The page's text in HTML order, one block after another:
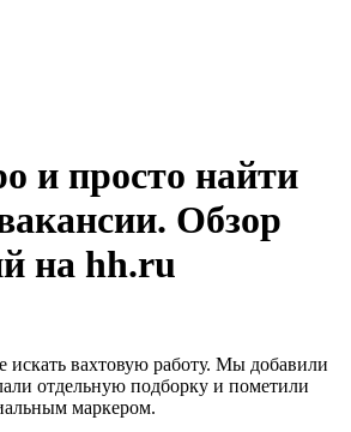
и просто найти
Обзор
на hh.ru
искать вахтовую работу. Мы добавили
отдельную подборку и пометили
маркером.